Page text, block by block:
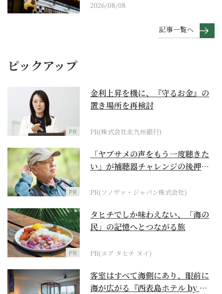
2026/08/08
記事一覧へ
ピックアップ
PR
金利上昇を機に、『守るお金』の
置き場所を再検討
PR(株式会社北九州銀行)
PR
「ヤブサメの声をもう一度聴きた
い」が補聴器チャレンジの後押し
PR(ソノヴァ・ジャパン株式会社)
PR
タヒチでしか味わえない、「海の
民」の記憶へとつながる旅
PR(エア タヒチ ヌイ)
客室はすべて海側にあり、眼前に
海が広がる『西表島ホテル by 星